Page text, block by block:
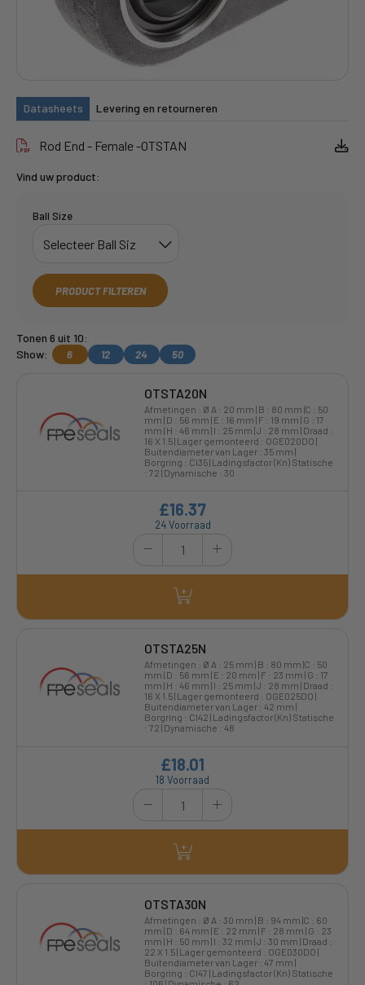
Datasheets Levering en retourneren
Rod End - Female -OTSTAN
Vind uw product:
Ball Size
PRODUCT FILTEREN
Tonen 6 uit 10:
Show:
6 12 24 50
OTSTA20N
Afmetingen : Ø A : 20 mm | B : 80 mm |C : 50
mm | D : 56 mm | E : 16 mm | F : 19 mm | G : 17
mm | H : 46 mm | I : 25 mm | J : 28 mm | Draad :
16 X 1.5 | Lager gemonteerd : OGE020DO |
Buitendiameter van Lager : 35 mm |
Borgring : CI35 | Ladingsfactor (Kn) Statische
: 72 | Dynamische : 30
24 Voorraad
£16.37
OTSTA25N
Afmetingen : Ø A : 25 mm | B : 80 mm |C : 50
mm | D : 56 mm | E : 20 mm | F : 23 mm | G : 17
mm | H : 46 mm | I : 25 mm | J : 28 mm | Draad :
16 X 1.5 | Lager gemonteerd : OGE025DO |
Buitendiameter van Lager : 42 mm |
Borgring : CI42 | Ladingsfactor (Kn) Statische
: 72 | Dynamische : 48
18 Voorraad
£18.01
OTSTA30N
Afmetingen : Ø A : 30 mm | B : 94 mm |C : 60
mm | D : 64 mm | E : 22 mm | F : 28 mm | G : 23
mm | H : 50 mm | I : 32 mm | J : 30 mm | Draad :
22 X 1.5 | Lager gemonteerd : OGE030DO |
Buitendiameter van Lager : 47 mm |
Borgring : CI47 | Ladingsfactor (Kn) Statische